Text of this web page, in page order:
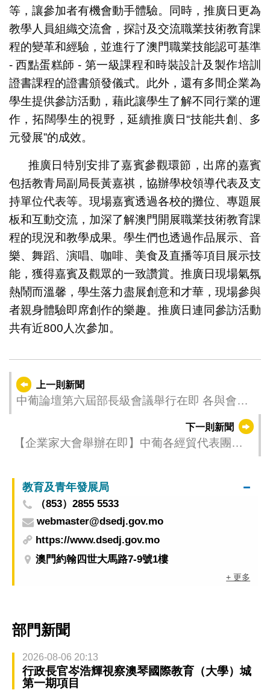
等，讓參加者有機會動手體驗。同時，推廣日更為
教學人員組織交流會，探討及交流職業技術教育課
程的變革和經驗，並進行了澳門職業技能認可基準
- 西點蛋糕師 - 第一級課程和時裝設計及製作培訓
證書課程的證書頒發儀式。此外，還有多間企業為
學生提供參訪活動，藉此讓學生了解不同行業的運
作，拓闊學生的視野，延續推廣日“技能共創、多
元發展”的成效。
推廣日特別安排了嘉賓參觀環節，出席的嘉賓
包括教青局副局長黃嘉祺，協辦學校領導代表及支
持單位代表等。現場嘉賓透過各校的攤位、專題展
板和互動交流，加深了解澳門開展職業技術教育課
程的現況和教學成果。學生們也透過作品展示、音
樂、舞蹈、演唱、咖啡、美食及直播等項目展示技
能，獲得嘉賓及觀眾的一致讚賞。推廣日現場氣氛
熱鬧而溫馨，學生落力盡展創意和才華，現場參與
者親身體驗即席創作的樂趣。推廣日連同參訪活動
共有近800人次參加。
上一則新聞
中葡論壇第六屆部長級會議舉行在即 各與會國
下一則新聞
【企業家大會舉辦在即】中葡各經貿代表團抵
教育及青年發展局
（853）2855 5533
webmaster@dsedj.gov.mo
https://www.dsedj.gov.mo
澳門約翰四世大馬路7-9號1樓
+ 更多
部門新聞
2026-08-06 20:13
行政長官岑浩輝視察澳琴國際教育（大學）城
第一期項目